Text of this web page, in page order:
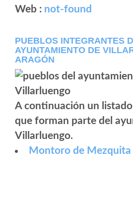
Web : not-found
PUEBLOS INTEGRANTES
AYUNTAMIENTO DE
ARAGÓN
A continuación un
que forman parte del
Villarluengo.
Montoro de Mezquita